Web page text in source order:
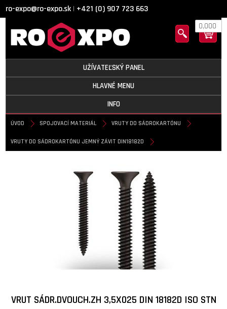
ro-expo@ro-expo.sk | +421 (0) 907 723 663
0,000
UŽÍVATEĽSKÝ PANEL
HLAVNÉ MENU
INFO
ÚVOD SPOJOVACÍ MATERIÁL VRUTY DO SÁDROKARTÓNU
VRUTY DO SÁDROKARTÓNU JEMNÝ ZÁVIT DIN18182D
VRUT SÁDR.DVOUCH.ZH 3,5X025 DIN 18182D ISO STN